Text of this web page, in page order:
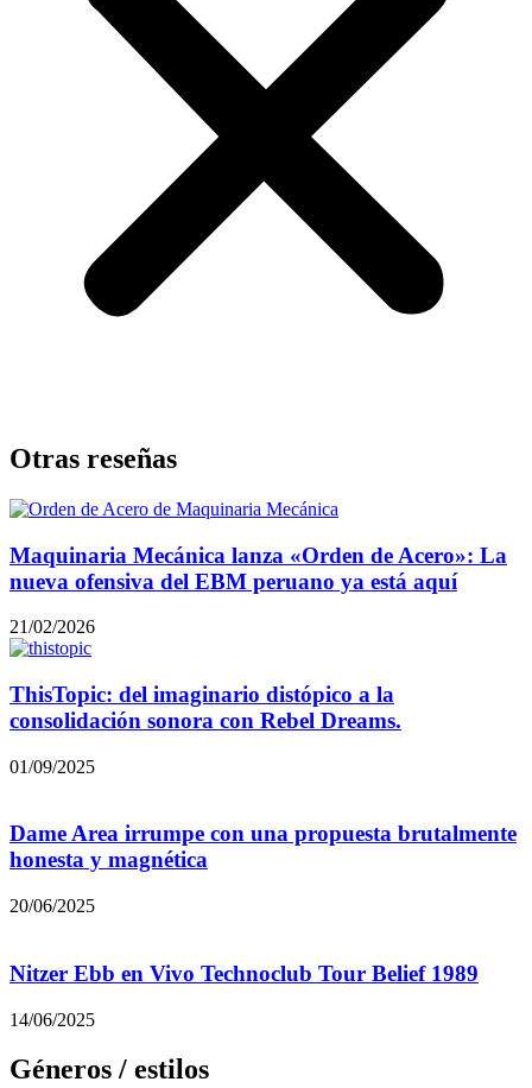
Otras reseñas
Maquinaria Mecánica lanza «Orden de Acero»: La
nueva ofensiva del EBM peruano ya está aquí
21/02/2026
ThisTopic: del imaginario distópico a la
consolidación sonora con Rebel Dreams.
01/09/2025
Dame Area irrumpe con una propuesta brutalmente
honesta y magnética
20/06/2025
Nitzer Ebb en Vivo Technoclub Tour Belief 1989
14/06/2025
Géneros / estilos